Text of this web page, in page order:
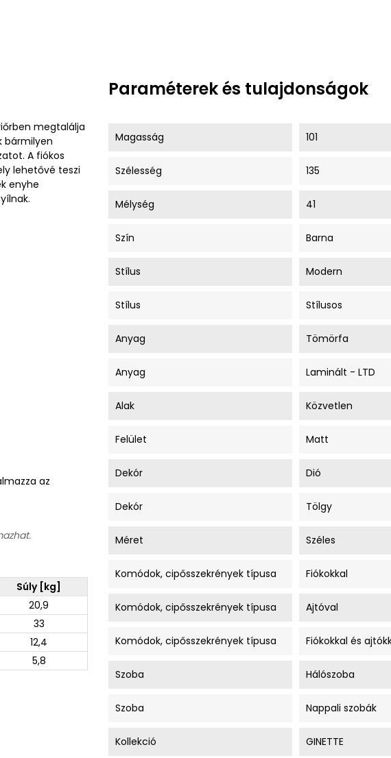
megtalálja
bármilyen
A fiókos
lehetővé teszi
enyhe
az
Súly [kg]
20,9
33
12,4
5,8
Paraméterek és tulajdonságok
Magasság 101
Szélesség 135
Mélység 41
Szín Barna
Stílus Modern
Stílus Stílusos
Anyag Tömörfa
Anyag Laminált - LTD
Alak Közvetlen
Felület Matt
Dekór Dió
Dekór Tölgy
Méret Széles
Komódok, cipősszekrények típusa Fiókokkal
Komódok, cipősszekrények típusa Ajtóval
Komódok, cipősszekrények típusa Fiókokkal és
Szoba Hálószoba
Szoba Nappali szobák
Kollekció GINETTE